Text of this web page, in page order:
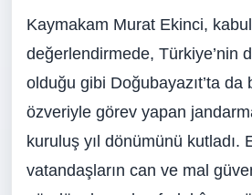
Kaymakam Murat Ekinci,
değerlendirmede, Türkiye’nin
olduğu gibi Doğubayazıt’ta da
özveriyle görev yapan
kuruluş yıl dönümünü kutladı.
vatandaşların can ve mal